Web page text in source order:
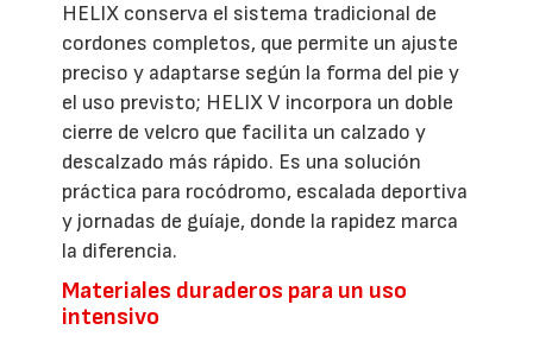
HELIX conserva el sistema tradicional de
cordones completos, que permite un ajuste
preciso y adaptarse según la forma del pie y
el uso previsto; HELIX V incorpora un doble
cierre de velcro que facilita un calzado y
descalzado más rápido. Es una solución
práctica para rocódromo, escalada deportiva
y jornadas de guíaje, donde la rapidez marca
la diferencia.
Materiales duraderos para un uso
intensivo